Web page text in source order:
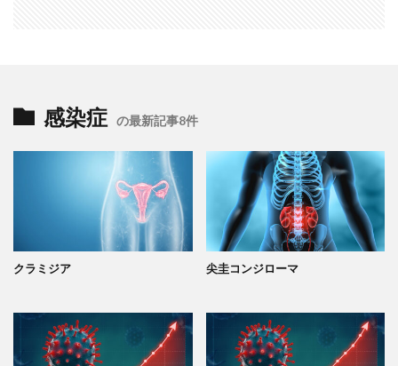
感染症 の最新記事8件
クラミジア 尖圭コンジローマ